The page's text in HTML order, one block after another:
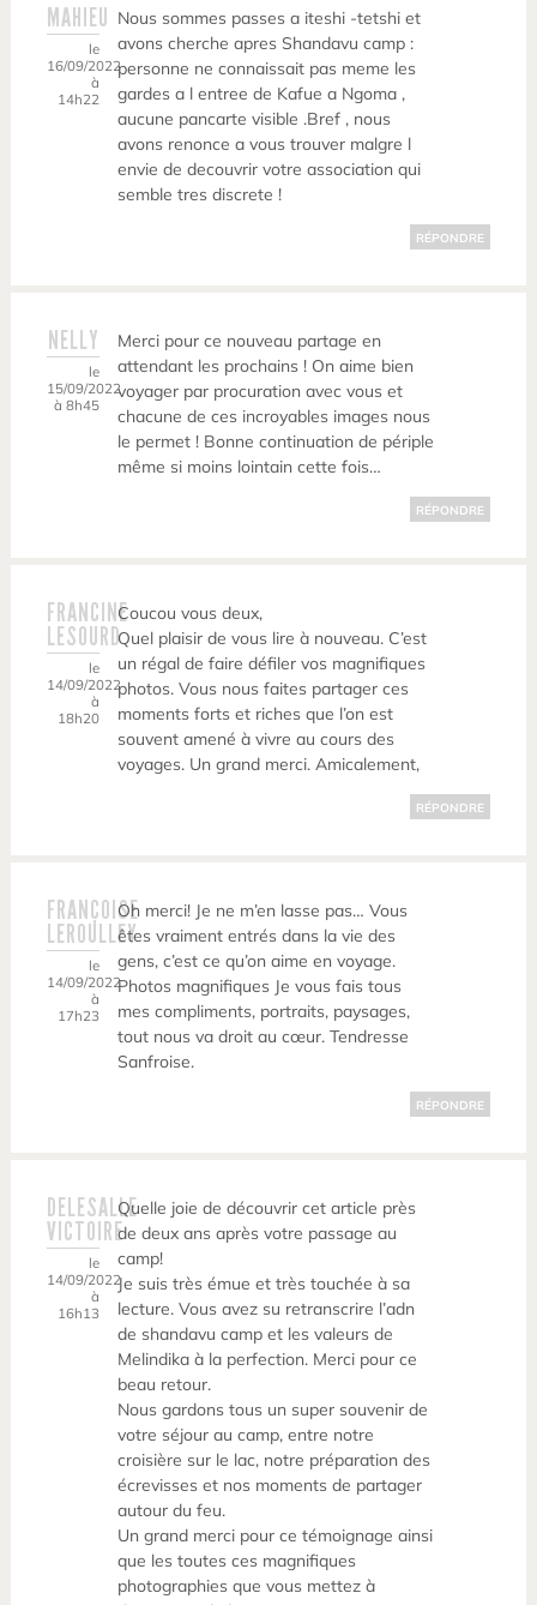
MAHIEU
le
16/09/2022
à
14h22
Nous sommes passes a iteshi -tetshi et
avons cherche apres Shandavu camp :
personne ne connaissait pas meme les
gardes a l entree de Kafue a Ngoma ,
aucune pancarte visible .Bref , nous
avons renonce a vous trouver malgre l
envie de decouvrir votre association qui
semble tres discrete !
RÉPONDRE
NELLY
le
15/09/2022
à 8h45
Merci pour ce nouveau partage en
attendant les prochains ! On aime bien
voyager par procuration avec vous et
chacune de ces incroyables images nous
le permet ! Bonne continuation de périple
même si moins lointain cette fois…
RÉPONDRE
FRANCINE
LESOURD
le
14/09/2022
à
18h20
Coucou vous deux,
Quel plaisir de vous lire à nouveau. C’est
un régal de faire défiler vos magnifiques
photos. Vous nous faites partager ces
moments forts et riches que l’on est
souvent amené à vivre au cours des
voyages. Un grand merci. Amicalement,
RÉPONDRE
FRANÇOISE
LEROULLEY
le
14/09/2022
à
17h23
Oh merci! Je ne m’en lasse pas… Vous
êtes vraiment entrés dans la vie des
gens, c’est ce qu’on aime en voyage.
Photos magnifiques Je vous fais tous
mes compliments, portraits, paysages,
tout nous va droit au cœur. Tendresse
Sanfroise.
RÉPONDRE
DELESALLE
VICTOIRE
le
14/09/2022
à
16h13
Quelle joie de découvrir cet article près
de deux ans après votre passage au
camp!
Je suis très émue et très touchée à sa
lecture. Vous avez su retranscrire l’adn
de shandavu camp et les valeurs de
Melindika à la perfection. Merci pour ce
beau retour.
Nous gardons tous un super souvenir de
votre séjour au camp, entre notre
croisière sur le lac, notre préparation des
écrevisses et nos moments de partager
autour du feu.
Un grand merci pour ce témoignage ainsi
que les toutes ces magnifiques
photographies que vous mettez à